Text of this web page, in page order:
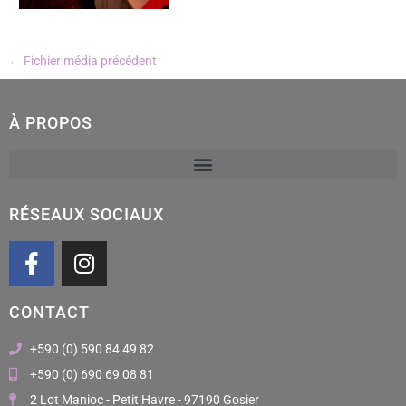
← Fichier média précédent
À PROPOS
RÉSEAUX SOCIAUX
F
a
e
b
o
o
I
n
t
a
g
r
CONTACT
+590 (0) 590 84 49 82
+590 (0) 690 69 08 81
2 Lot Manioc - Petit Havre - 97190 Gosier